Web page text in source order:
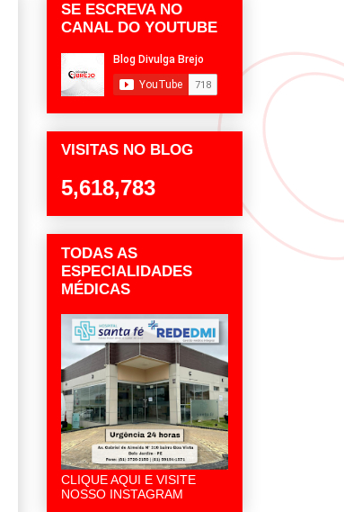
SE ESCREVA NO
CANAL DO YOUTUBE
VISITAS NO BLOG
5,618,783
TODAS AS
ESPECIALIDADES
MÉDICAS
CLIQUE AQUI E VISITE
NOSSO INSTAGRAM